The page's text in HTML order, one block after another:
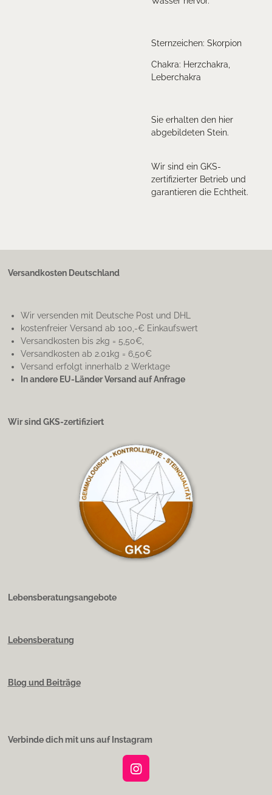
Sternzeichen: Skorpion
Chakra: Herzchakra,
Leberchakra
Sie erhalten den hier
abgebildeten Stein.
Wir sind ein GKS-
zertifizierter Betrieb und
garantieren die Echtheit.
Versandkosten Deutschland
Wir versenden mit Deutsche Post und DHL
kostenfreier Versand ab 100,-€ Einkaufswert
Versandkosten bis 2kg = 5,50€,
Versandkosten ab 2.01kg = 6,50€
Versand erfolgt innerhalb 2 Werktage
In andere EU-Länder Versand auf Anfrage
Wir sind GKS-zertifiziert
Lebensberatungsangebote
Lebensberatung
Blog und Beiträge
Verbinde dich mit uns auf Instagram
I